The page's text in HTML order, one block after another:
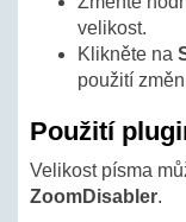
velikost.
Klikněte na
použití
Použití
Velikost písma
ZoomDisabler.